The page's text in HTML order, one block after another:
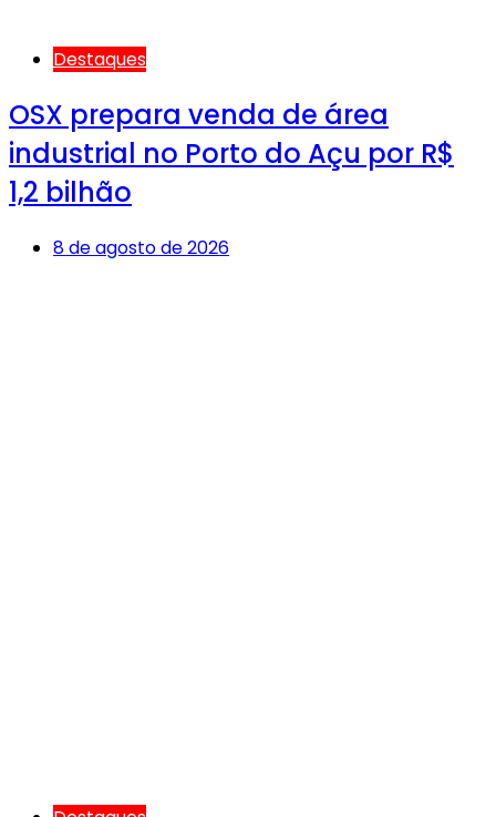
Destaques
OSX prepara venda de área
industrial no Porto do Açu por R$
1,2 bilhão
8 de agosto de 2026